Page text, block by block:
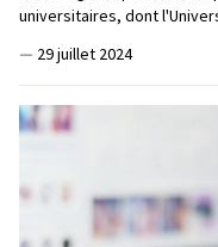
universitaires, dont
— 29 juillet 2024